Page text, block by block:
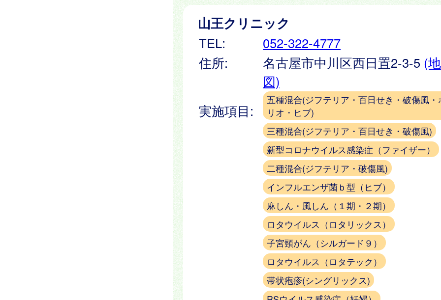
山王クリニック
TEL:
052-322-4777
住所:
名古屋市中川区西日置2-3-5 (地
図)
実施項目:
五種混合(ジフテリア・百日せき・破傷風・
リオ・ヒブ)
三種混合(ジフテリア・百日せき・破傷風)
新型コロナウイルス感染症（ファイザー）
二種混合(ジフテリア・破傷風)
インフルエンザ菌ｂ型（ヒブ）
麻しん・風しん（１期・２期）
ロタウイルス（ロタリックス）
子宮頸がん（シルガード９）
ロタウイルス（ロタテック）
帯状疱疹(シングリックス)